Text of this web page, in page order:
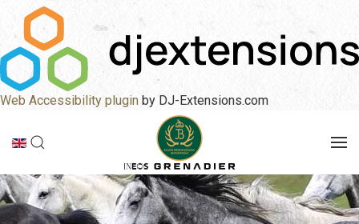
Web Accessibility plugin by DJ-Extensions.com